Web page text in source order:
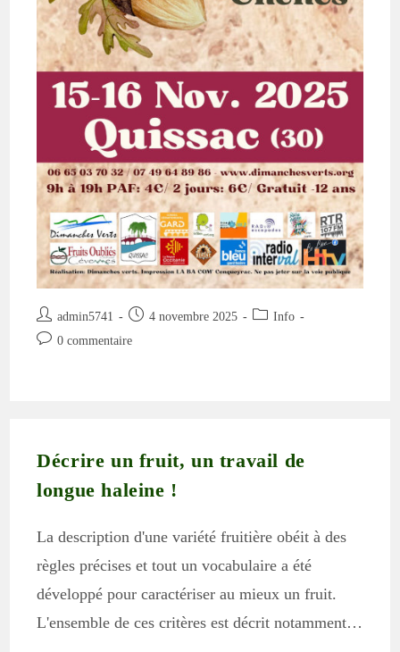
Auteur/autrice
de
admin5741
Publication
4 novembre 2025
PostInfo
Commentaires
0 commentaire
Décrire un fruit, un travail de
longue haleine !
La description d'une variété fruitière obéit à des
règles précises et tout un vocabulaire a été
développé pour caractériser au mieux un fruit.
L'ensemble de ces critères est décrit notamment…